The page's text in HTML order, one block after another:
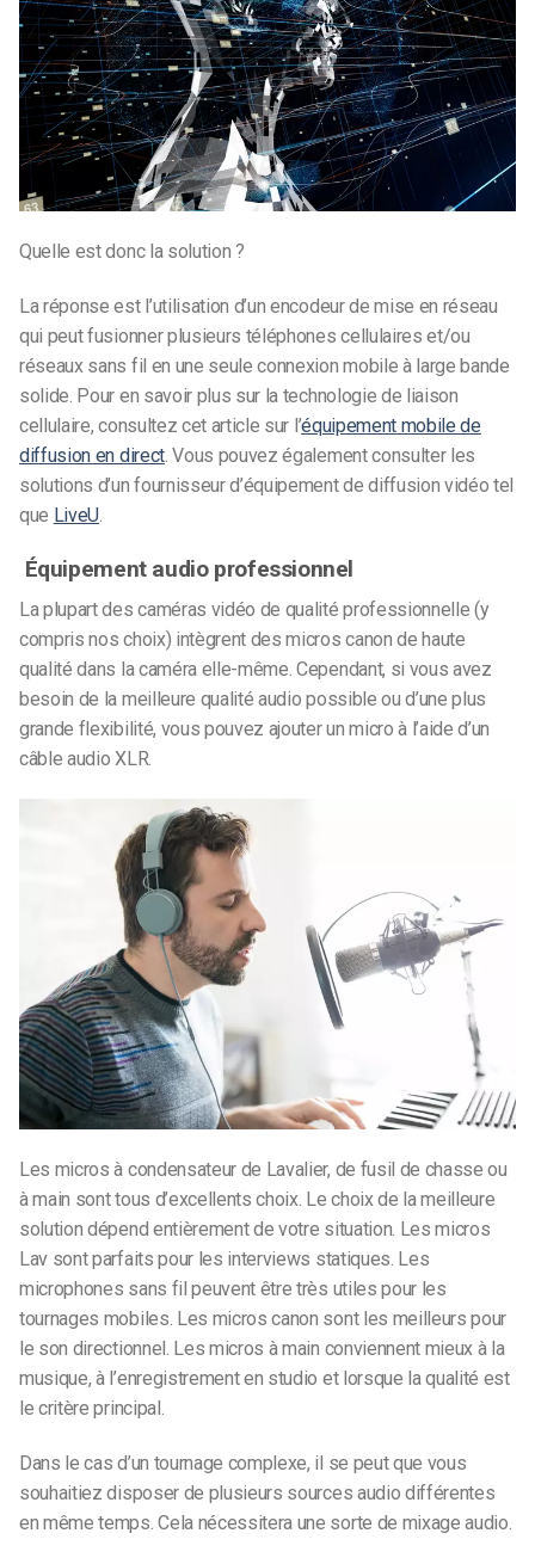
Quelle est donc la solution ?
La réponse est l’utilisation d’un encodeur de mise en réseau
qui peut fusionner plusieurs téléphones cellulaires et/ou
réseaux sans fil en une seule connexion mobile à large bande
solide. Pour en savoir plus sur la technologie de liaison
cellulaire, consultez cet article sur l’équipement mobile de
diffusion en direct. Vous pouvez également consulter les
solutions d’un fournisseur d’équipement de diffusion vidéo tel
que LiveU
Équipement audio professionnel
La plupart des caméras vidéo de qualité professionnelle (y
compris nos choix) intègrent des micros canon de haute
qualité dans la caméra elle-même. Cependant, si vous avez
besoin de la meilleure qualité audio possible ou d’une plus
grande flexibilité, vous pouvez ajouter un micro à l’aide d’un
câble audio XLR.
Les micros à condensateur de Lavalier, de fusil de chasse ou
à main sont tous d’excellents choix. Le choix de la meilleure
solution dépend entièrement de votre situation. Les micros
Lav sont parfaits pour les interviews statiques. Les
microphones sans fil peuvent être très utiles pour les
tournages mobiles. Les micros canon sont les meilleurs pour
le son directionnel. Les micros à main conviennent mieux à la
musique, à l’enregistrement en studio et lorsque la qualité est
le critère principal.
Dans le cas d’un tournage complexe, il se peut que vous
souhaitiez disposer de plusieurs sources audio différentes
en même temps. Cela nécessitera une sorte de mixage audio.